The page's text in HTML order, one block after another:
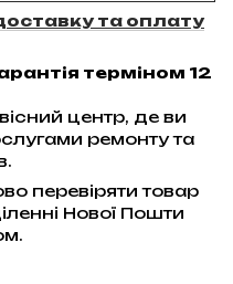
та оплату
терміном 12
центр, де ви
ремонту та
перевіряти товар
Нової Пошти